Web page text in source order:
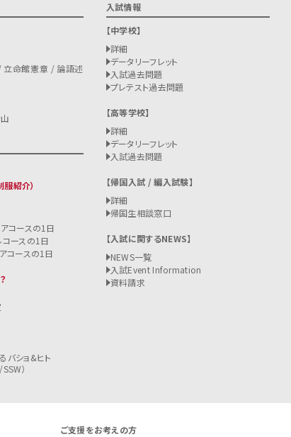
命館憲章 / 論語述
紹介）
コースの1日
ースの1日
コースの1日
バショ&ヒト
）
入試情報
中学校
詳細
データリーフレット
入試過去問題
プレテスト過去問題
高等学校
詳細
データリーフレット
入試過去問題
帰国入試 / 編入試験
詳細
帰国生相談窓口
入試に関するNEWS
NEWS一覧
入試Event Information
資料請求
ご支援をお考えの方